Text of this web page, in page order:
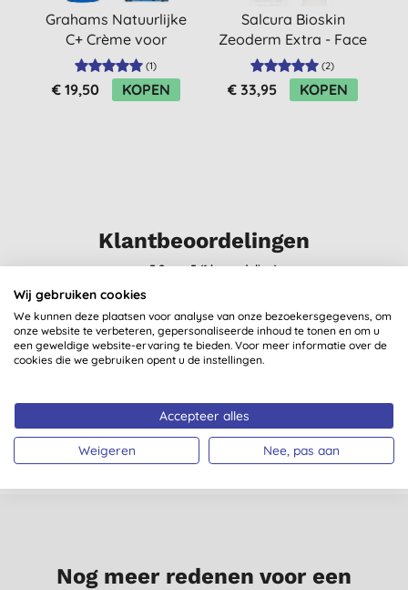
Grahams Natuurlijke
C+ Crème voor
Huidaandoeningen
(1)
€ 19,50 KOPEN
Salcura Bioskin
Zeoderm Extra - Face
& Body 150ml
(2)
€ 33,95 KOPEN
Klantbeoordelingen
5,0van 5 (1 beoordeling)
frisse reinigende en behandelende stick, die pijn ook verzacht
V. P., Gelrode
Alle beoordelingen komen van geverifieerde klanten
gecontacteerd na aankoop.
Nog meer redenen voor een
Wij gebruiken cookies
We kunnen deze plaatsen voor analyse van onze bezoekersgegevens, om
onze website te verbeteren, gepersonaliseerde inhoud te tonen en om u
een geweldige website-ervaring te bieden. Voor meer informatie over de
cookies die we gebruiken opent u de instellingen.
Accepteer alles
Weigeren Nee, pas aan